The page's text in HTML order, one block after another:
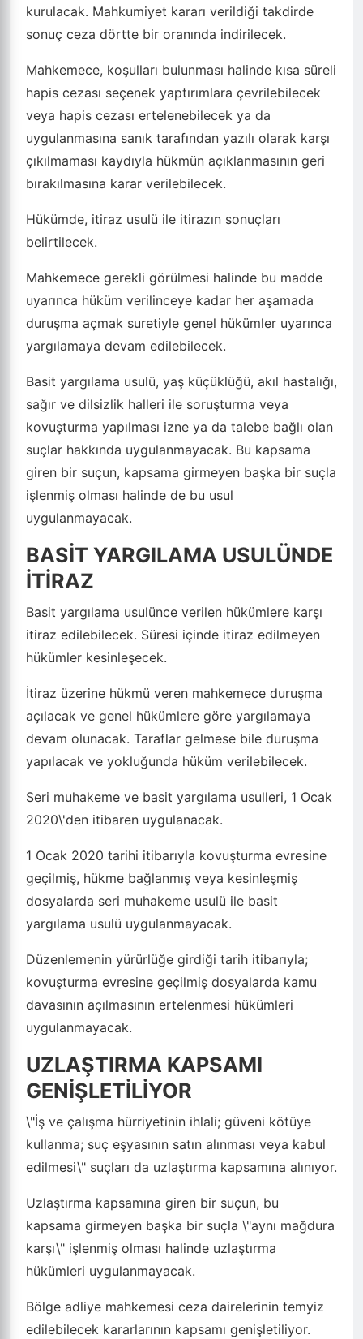
kurulacak. Mahkumiyet kararı verildiği takdirde
sonuç ceza dörtte bir oranında indirilecek.
Mahkemece, koşulları bulunması halinde kısa süreli
hapis cezası seçenek yaptırımlara çevrilebilecek
veya hapis cezası ertelenebilecek ya da
uygulanmasına sanık tarafından yazılı olarak karşı
çıkılmaması kaydıyla hükmün açıklanmasının geri
bırakılmasına karar verilebilecek.
Hükümde, itiraz usulü ile itirazın sonuçları
belirtilecek.
Mahkemece gerekli görülmesi halinde bu madde
uyarınca hüküm verilinceye kadar her aşamada
duruşma açmak suretiyle genel hükümler uyarınca
yargılamaya devam edilebilecek.
Basit yargılama usulü, yaş küçüklüğü, akıl hastalığı,
sağır ve dilsizlik halleri ile soruşturma veya
kovuşturma yapılması izne ya da talebe bağlı olan
suçlar hakkında uygulanmayacak. Bu kapsama
giren bir suçun, kapsama girmeyen başka bir suçla
işlenmiş olması halinde de bu usul
uygulanmayacak.
BASİT YARGILAMA USULÜNDE
İTİRAZ
Basit yargılama usulünce verilen hükümlere karşı
itiraz edilebilecek. Süresi içinde itiraz edilmeyen
hükümler kesinleşecek.
İtiraz üzerine hükmü veren mahkemece duruşma
açılacak ve genel hükümlere göre yargılamaya
devam olunacak. Taraflar gelmese bile duruşma
yapılacak ve yokluğunda hüküm verilebilecek.
Seri muhakeme ve basit yargılama usulleri, 1 Ocak
2020\'den itibaren uygulanacak.
1 Ocak 2020 tarihi itibarıyla kovuşturma evresine
geçilmiş, hükme bağlanmış veya kesinleşmiş
dosyalarda seri muhakeme usulü ile basit
yargılama usulü uygulanmayacak.
Düzenlemenin yürürlüğe girdiği tarih itibarıyla;
kovuşturma evresine geçilmiş dosyalarda kamu
davasının açılmasının ertelenmesi hükümleri
uygulanmayacak.
UZLAŞTIRMA KAPSAMI
GENİŞLETİLİYOR
\"İş ve çalışma hürriyetinin ihlali; güveni kötüye
kullanma; suç eşyasının satın alınması veya kabul
edilmesi\" suçları da uzlaştırma kapsamına alınıyor.
Uzlaştırma kapsamına giren bir suçun, bu
kapsama girmeyen başka bir suçla \"aynı mağdura
karşı\" işlenmiş olması halinde uzlaştırma
hükümleri uygulanmayacak.
Bölge adliye mahkemesi ceza dairelerinin temyiz
edilebilecek kararlarının kapsamı genişletiliyor.